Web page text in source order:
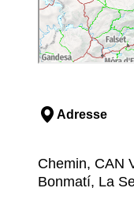
Adresse
Chemin, CAN
Bonmatí, La